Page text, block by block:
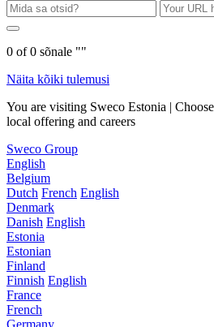
0 of0 sõnale ""
Näita kõiki tulemusi
You are visiting Sweco Estonia |
local offering and careers
Sweco Group
English
Belgium
Dutch French English
Denmark
Danish English
Estonia
Estonian
Finland
Finnish English
France
French
Germany